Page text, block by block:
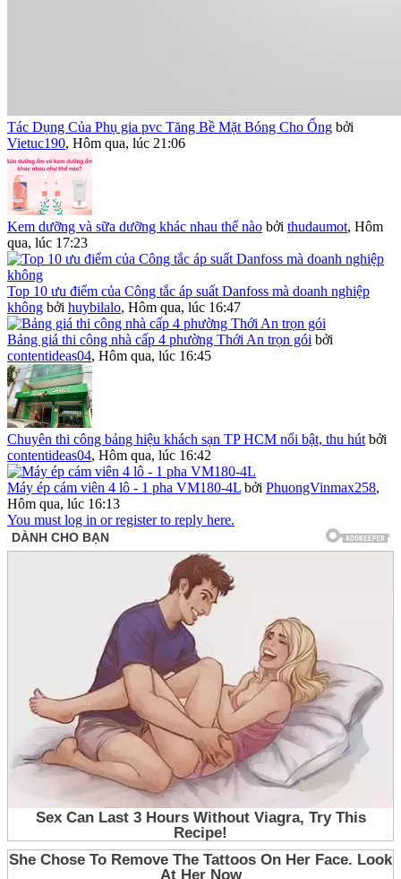
Tác Dụng Của Phụ gia pvc Tăng Bề Mặt Bóng Cho Ống bởi
Vietuc190, Hôm qua, lúc 21:06
Kem dưỡng và sữa dưỡng khác nhau thế nào bởi thudaumot, Hôm
qua, lúc 17:23
Top 10 ưu điểm của Công tắc áp suất Danfoss mà doanh nghiệp
không bởi huybilalo, Hôm qua, lúc 16:47
Bảng giá thi công nhà cấp 4 phường Thới An trọn gói bởi
contentideas04, Hôm qua, lúc 16:45
Chuyên thi công bảng hiệu khách sạn TP HCM nổi bật, thu hút bởi
contentideas04, Hôm qua, lúc 16:42
Máy ép cám viên 4 lô - 1 pha VM180-4L bởi PhuongVinmax258,
Hôm qua, lúc 16:13
You must log in or register to reply here.